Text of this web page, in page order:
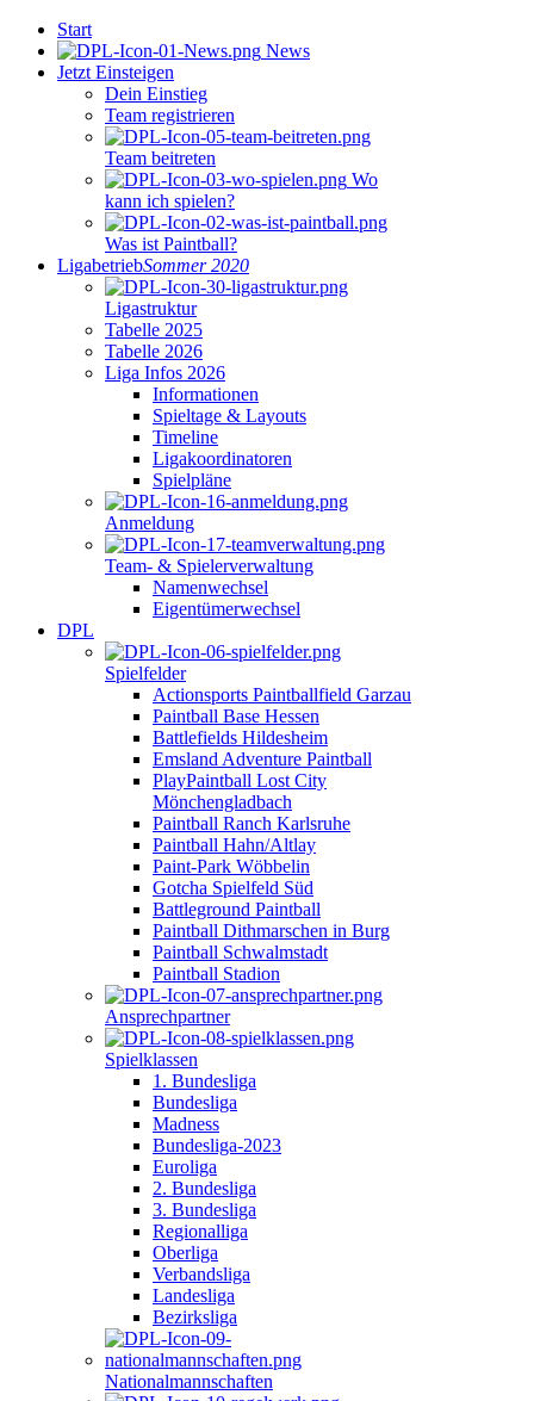
Start
News
Jetzt Einsteigen
Dein Einstieg
Team registrieren
Team beitreten
Wo
kann ich spielen?
Was ist Paintball?
LigabetriebSommer 2020
Ligastruktur
Tabelle 2025
Tabelle 2026
Liga Infos 2026
Informationen
Spieltage & Layouts
Timeline
Ligakoordinatoren
Spielpläne
Anmeldung
Team- & Spielerverwaltung
Namenwechsel
Eigentümerwechsel
DPL
Spielfelder
Actionsports Paintballfield Garzau
Paintball Base Hessen
Battlefields Hildesheim
Emsland Adventure Paintball
PlayPaintball Lost City
Mönchengladbach
Paintball Ranch Karlsruhe
Paintball Hahn/Altlay
Paint-Park Wöbbelin
Gotcha Spielfeld Süd
Battleground Paintball
Paintball Dithmarschen in Burg
Paintball Schwalmstadt
Paintball Stadion
Ansprechpartner
Spielklassen
1. Bundesliga
Bundesliga
Madness
Bundesliga-2023
Euroliga
2. Bundesliga
3. Bundesliga
Regionalliga
Oberliga
Verbandsliga
Landesliga
Bezirksliga
Nationalmannschaften